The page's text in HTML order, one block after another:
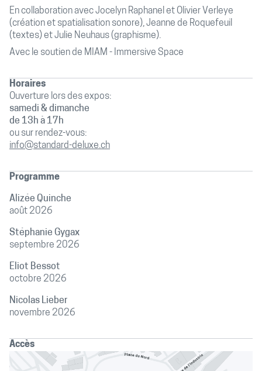
En collaboration avec Jocelyn Raphanel et Olivier Verleye
(création et spatialisation sonore), Jeanne de Roquefeuil
(textes) et Julie Neuhaus (graphisme).
Avec le soutien de MIAM - Immersive Space
Horaires
Ouverture lors des expos:
samedi & dimanche
de 13h à 17h
ou sur rendez-vous:
info@standard-deluxe.ch
Programme
Nicolas Lieber
novembre 2026
Eliot Bessot
octobre 2026
Stéphanie Gygax
septembre 2026
Alizée Quinche
août 2026
Accès